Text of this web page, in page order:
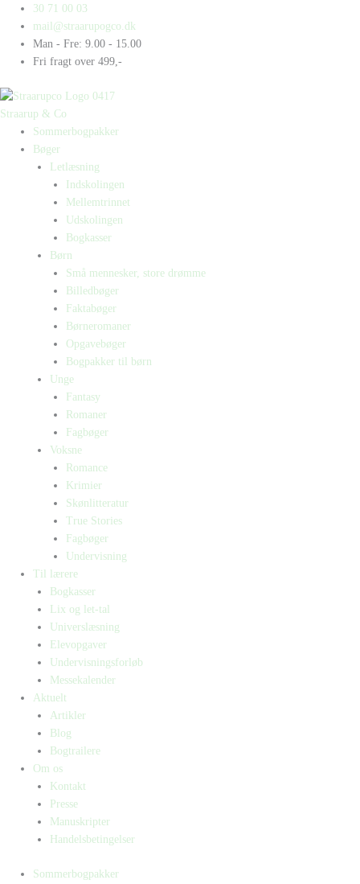
indholdet
30 71 00 03
mail@straarupogco.dk
Man - Fre: 9.00 - 15.00
Fri fragt over 499,-
Straarup & Co
Sommerbogpakker
Bøger
Letlæsning
Indskolingen
Mellemtrinnet
Udskolingen
Bogkasser
Børn
Små mennesker, store drømme
Billedbøger
Faktabøger
Børneromaner
Opgavebøger
Bogpakker til børn
Unge
Fantasy
Romaner
Fagbøger
Voksne
Romance
Krimier
Skønlitteratur
True Stories
Fagbøger
Undervisning
Til lærere
Bogkasser
Lix og let-tal
Universlæsning
Elevopgaver
Undervisningsforløb
Messekalender
Aktuelt
Artikler
Blog
Bogtrailere
Om os
Kontakt
Presse
Manuskripter
Handelsbetingelser
Sommerbogpakker
Products
search
Products
search